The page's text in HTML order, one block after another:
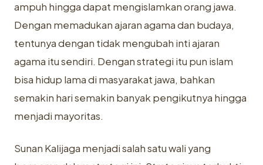
ampuh hingga dapat mengislamkan orang jawa.
Dengan memadukan ajaran agama dan budaya,
tentunya dengan tidak mengubah inti ajaran
agama itu sendiri. Dengan strategi itu pun islam
bisa hidup lama di masyarakat jawa, bahkan
semakin hari semakin banyak pengikutnya hingga
menjadi mayoritas.
Sunan Kalijaga menjadi salah satu wali yang